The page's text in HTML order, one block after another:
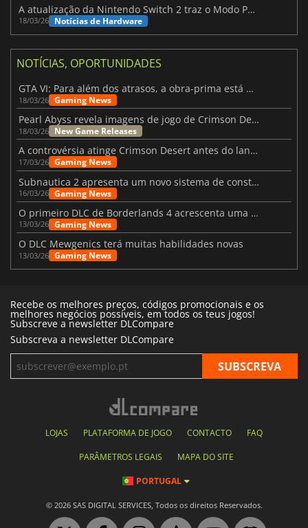
A atualização da Nintendo Switch 2 traz o Modo Portátil aos jogos mais antigos da Switch
18/03/26 Notícias de Hardware
NOTÍCIAS, OPORTUNIDADES
GTA VI: Para além dos atrasos, a obra-prima está quase a chegar
18/03/26 Gaming News
Pearl Abyss revela imagens de jogo de Crimson Desert para a PS5
18/03/26 New Game Releases
A controvérsia atinge Crimson Desert antes do lançamento
17/03/26 Gaming News
Subnautica 2 apresenta um novo sistema de construção de bases
16/03/26 Gaming News
O primeiro DLC de Borderlands 4 acrescenta uma nova personagem e muito mais
13/03/26 Gaming News
O DLC Mewgenics terá muitas habilidades novas
13/03/26 Gaming News
Recebe os melhores preços, códigos promocionais e os
melhores negócios possíveis, em todos os teus jogos!
Subscreve a newsletter DLCompare
Subscreva a newsletter DLCompare
LOJAS PLATAFORMA DE JOGO CONTACTO FAQ
PARÂMETROS LEGAIS MAPA DO SITE
PORTUGAL
© 2026 SAS DIGITAL SERVICES, Todos os direitos Reservados.